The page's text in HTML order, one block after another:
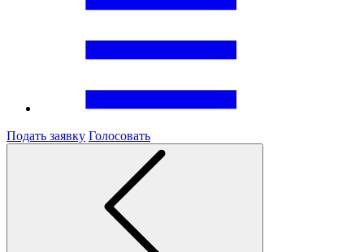
Подать заявку Голосовать